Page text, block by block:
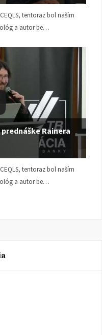
tentoraz bol naším
a autor be…
Rainera
tentoraz bol naším
a autor be…